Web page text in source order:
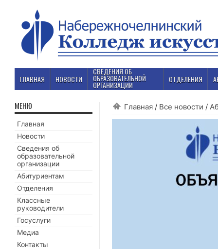
ГЛАВНАЯ НОВОСТИ
СВЕДЕНИЯ ОБ
ОБРАЗОВАТЕЛЬНОЙ
ОРГАНИЗАЦИИ
ОТДЕЛЕНИЯ
Главная / Все новости /
МЕНЮ
Главная
Новости
Сведения об
образовательной
организации
Абитуриентам
Отделения
Классные
руководители
Госуслуги
Медиа
Контакты